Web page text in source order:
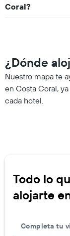
Coral?
¿Dónde
Nuestro mapa te
en Costa Coral,
cada hotel.
Todo lo
alojarte
Completa tu